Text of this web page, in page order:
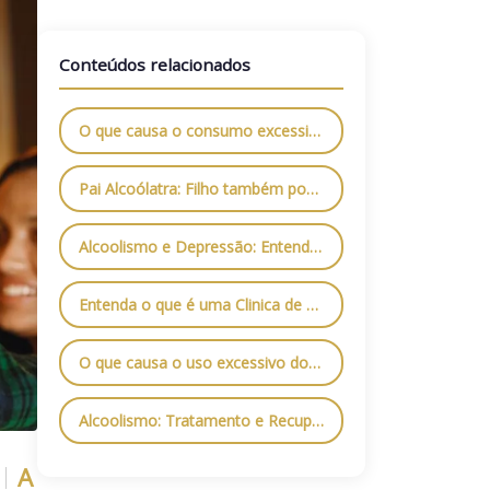
A
Conteúdos relacionados
O que causa o consumo excessivo de Vodca?
Pai Alcoólatra: Filho também pode ser? Entenda como funciona
Alcoolismo e Depressão: Entenda os sintomas
Entenda o que é uma Clinica de Alcoólatras
O que causa o uso excessivo do alcool?
Alcoolismo: Tratamento e Recuperação